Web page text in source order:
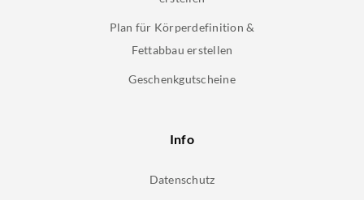
Plan für Körperdefinition &
Fettabbau erstellen
Geschenkgutscheine
Info
Datenschutz